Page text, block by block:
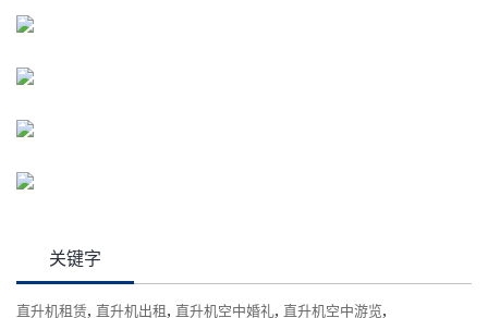
关键字
直升机租赁, 直升机出租, 直升机空中婚礼, 直升机空中游览,